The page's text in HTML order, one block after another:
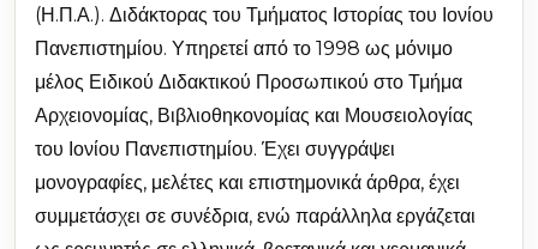
(Η.Π.Α.). Διδάκτορας του Τμήματος Ιστορίας του Ιονίου
Πανεπιστημίου. Υπηρετεί από το 1998 ως μόνιμο
μέλος Ειδικού Διδακτικού Προσωπικού στο Τμήμα
Αρχειονομίας, Βιβλιοθηκονομίας και Μουσειολογίας
του Ιονίου Πανεπιστημίου. Έχει συγγράψει
μονογραφίες, μελέτες και επιστημονικά άρθρα, έχει
συμμετάσχει σε συνέδρια, ενώ παράλληλα εργάζεται